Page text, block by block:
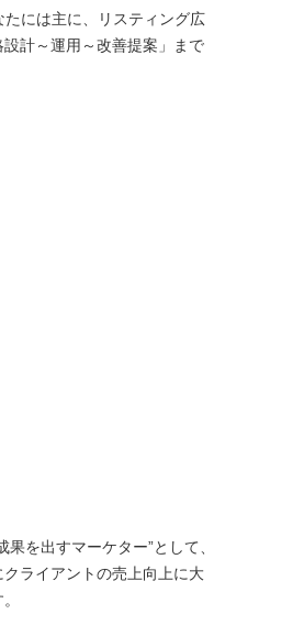
には主に、リスティング広
計～運用～改善提案」まで
を出すマーケター”として、
ライアントの売上向上に大